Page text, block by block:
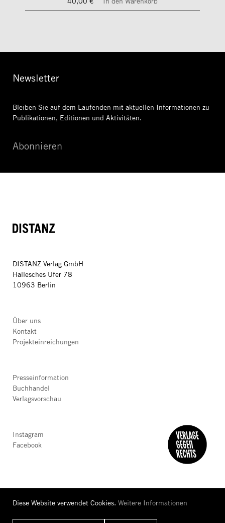
Newsletter
Bleiben Sie auf dem Laufenden mit aktuellen Informationen zu
Publikationen, Editionen und Aktivitäten.
Abonnieren
DISTANZ
DISTANZ Verlag GmbH
Hallesches Ufer 78
10963 Berlin
Über uns
Kontakt
Projekteinreichungen
Presseinformation
Buchhandel
Verlagsvorschau
Instagram
Facebook
Diese Website verwendet Cookies. Weitere Informationen